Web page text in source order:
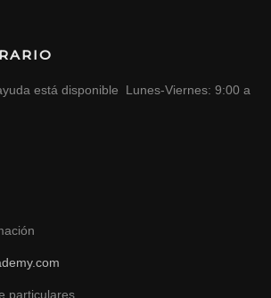
está disponible Lunes-Viernes: 9:00 a
particulares